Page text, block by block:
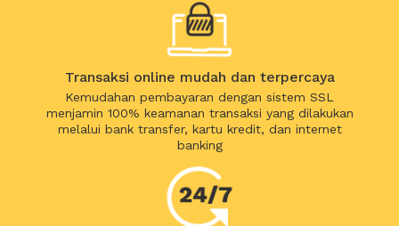
Transaksi online mudah dan terpercaya
Kemudahan pembayaran dengan sistem SSL
menjamin 100% keamanan transaksi yang dilakukan
melalui bank transfer, kartu kredit, dan internet
banking